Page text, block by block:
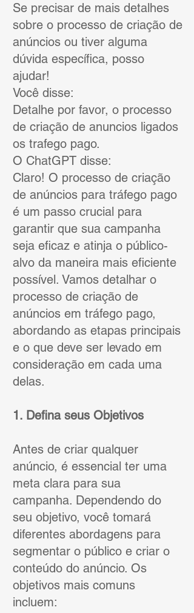
Se precisar de mais detalhes
sobre o processo de criação de
anúncios ou tiver alguma
dúvida específica, posso
ajudar!
Você disse:
Detalhe por favor, o processo
de criação de anuncios ligados
os trafego pago.
O ChatGPT disse:
Claro! O processo de criação
de anúncios para tráfego pago
é um passo crucial para
garantir que sua campanha
seja eficaz e atinja o público-
alvo da maneira mais eficiente
possível. Vamos detalhar o
processo de criação de
anúncios em tráfego pago,
abordando as etapas principais
e o que deve ser levado em
consideração em cada uma
delas.
1. Defina seus Objetivos
Antes de criar qualquer
anúncio, é essencial ter uma
meta clara para sua
campanha. Dependendo do
seu objetivo, você tomará
diferentes abordagens para
segmentar o público e criar o
conteúdo do anúncio. Os
objetivos mais comuns
incluem: